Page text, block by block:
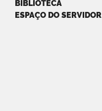
BIBLIOTECA
ESPAÇO DO SERVIDOR